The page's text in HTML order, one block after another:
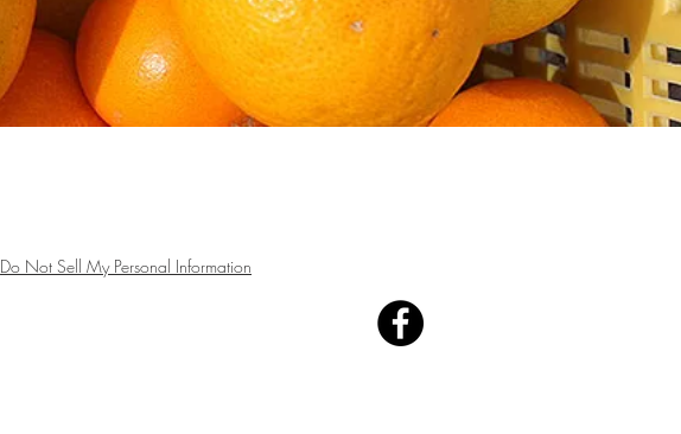
Do Not Sell My Personal Information